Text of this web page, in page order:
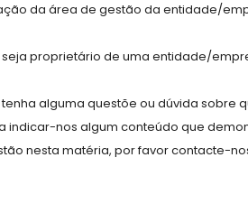
da área de gestão da entidade/
proprietário de uma entidade/
alguma questõe ou dúvida sobre
indicar-nos algum conteúdo que
nesta matéria, por favor contacte-